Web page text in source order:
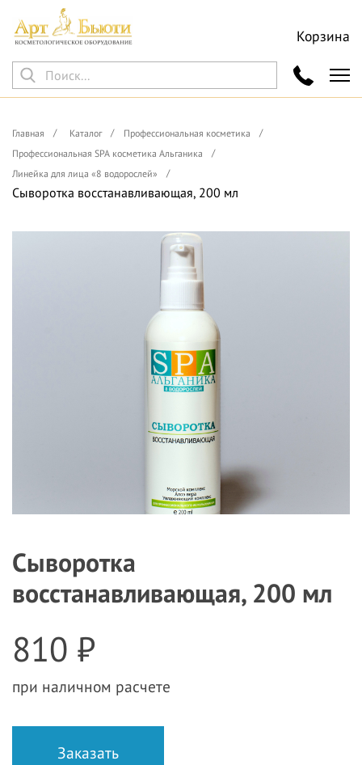
Корзина
Главная Каталог
Профессиональная косметика
Профессиональная SPA косметика Альганика
Линейка для лица «8 водорослей»
Сыворотка восстанавливающая, 200 мл
Сыворотка
восстанавливающая, 200 мл
810 ₽
при наличном расчете